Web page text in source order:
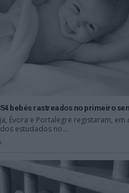
bebés rastreados no primeiro
Évora e Portalegre registaram, em
estudados no...